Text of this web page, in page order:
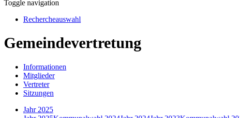
Toggle navigation
Rechercheauswahl
Gemeindevertretung
Informationen
Mitglieder
Vertreter
Sitzungen
Jahr 2025